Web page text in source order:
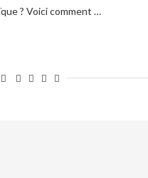
? Voici comment …